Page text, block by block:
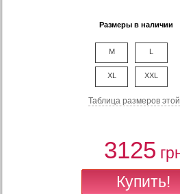
Размеры в наличии
M L
XL XXL
Таблица размеров
3125